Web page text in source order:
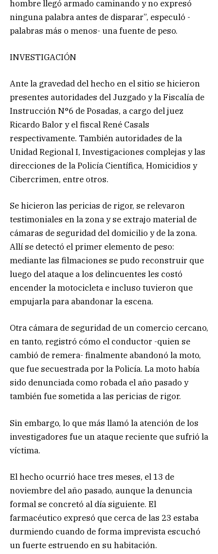
hombre llegó armado caminando y no expresó
ninguna palabra antes de disparar”, especuló -
palabras más o menos- una fuente de peso.
INVESTIGACIÓN
Ante la gravedad del hecho en el sitio se hicieron
presentes autoridades del Juzgado y la Fiscalía de
Instrucción N°6 de Posadas, a cargo del juez
Ricardo Balor y el fiscal René Casals
respectivamente. También autoridades de la
Unidad Regional I, Investigaciones complejas y las
direcciones de la Policía Científica, Homicidios y
Cibercrimen, entre otros.
Se hicieron las pericias de rigor, se relevaron
testimoniales en la zona y se extrajo material de
cámaras de seguridad del domicilio y de la zona.
Allí se detectó el primer elemento de peso:
mediante las filmaciones se pudo reconstruir que
luego del ataque a los delincuentes les costó
encender la motocicleta e incluso tuvieron que
empujarla para abandonar la escena.
Otra cámara de seguridad de un comercio cercano,
en tanto, registró cómo el conductor -quien se
cambió de remera- finalmente abandonó la moto,
que fue secuestrada por la Policía. La moto había
sido denunciada como robada el año pasado y
también fue sometida a las pericias de rigor.
Sin embargo, lo que más llamó la atención de los
investigadores fue un ataque reciente que sufrió la
víctima.
El hecho ocurrió hace tres meses, el 13 de
noviembre del año pasado, aunque la denuncia
formal se concretó al día siguiente. El
farmacéutico expresó que cerca de las 23 estaba
durmiendo cuando de forma imprevista escuchó
un fuerte estruendo en su habitación.